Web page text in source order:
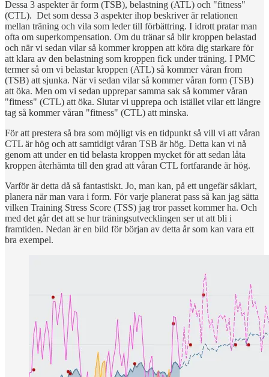
Dessa 3 aspekter är form (TSB), belastning (ATL) och "fitness"
(CTL). Det som dessa 3 aspekter ihop beskriver är relationen
mellan träning och vila som leder till förbättring. I idrott pratar man
ofta om superkompensation. Om du tränar så blir kroppen belastad
och när vi sedan vilar så kommer kroppen att köra dig starkare för
att klara av den belastning som kroppen fick under träning. I PMC
termer så om vi belastar kroppen (ATL) så kommer våran from
(TSB) att sjunka. När vi sedan vilar så kommer våran form (TSB)
att öka. Men om vi sedan upprepar samma sak så kommer våran
"fitness" (CTL) att öka. Slutar vi upprepa och istället vilar ett längre
tag så kommer våran "fitness" (CTL) att minska.
För att prestera så bra som möjligt vis en tidpunkt så vill vi att våran
CTL är hög och att samtidigt våran TSB är hög. Detta kan vi nå
genom att under en tid belasta kroppen mycket för att sedan låta
kroppen återhämta till den grad att våran CTL fortfarande är hög.
Varför är detta då så fantastiskt. Jo, man kan, på ett ungefär såklart,
planera när man vara i form. För varje planerat pass så kan jag sätta
vilken Training Stress Score (TSS) jag tror passet kommer ha. Och
med det går det att se hur träningsutvecklingen ser ut att bli i
framtiden. Nedan är en bild för början av detta år som kan vara ett
bra exempel.